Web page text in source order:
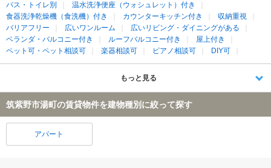
バス・トイレ別
温水洗浄便座（ウォシュレット）付き
食器洗浄乾燥機（食洗機）付き
カウンターキッチン付き
収納重視
バリアフリー
広いワンルーム
広いリビング・ダイニングがある
ベランダ・バルコニー付き
ルーフバルコニー付き
屋上付き
ペット可・ペット相談可
楽器相談可 ピアノ相談可 DIY可
もっと見る
筑紫野市湯町の賃貸物件を建物種別に絞って探す
アパート